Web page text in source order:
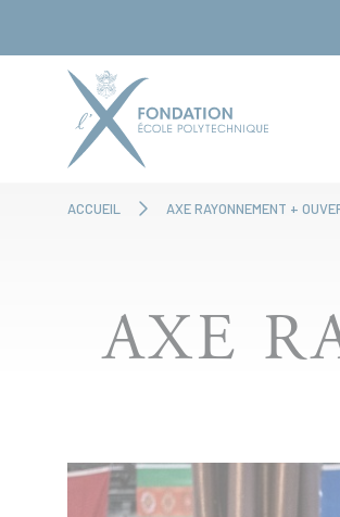
ACCUEIL AXE RAYONNEMENT +
AXE